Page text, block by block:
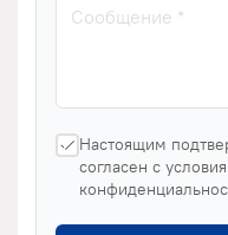
Настоящим
согласен с